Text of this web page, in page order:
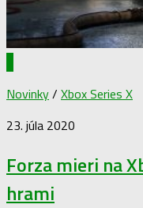
Novinky/ Xbox Series X
23. júla 2020
Forza mieri na
hrami